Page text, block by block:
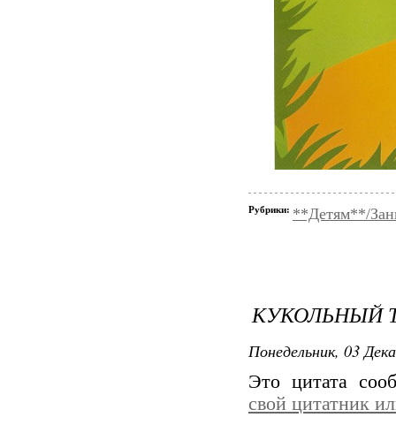
Рубрики: **Детям**/
КУКОЛЬНЫЙ
Понедельник, 03
Это цитата
свой цитатник